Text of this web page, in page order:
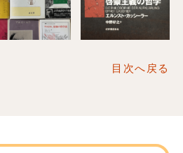
目次へ戻る